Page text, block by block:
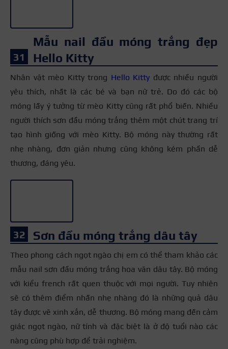
Mẫu nail đầu móng trắng đẹp
Hello Kitty
Nhân vật mèo Kitty trong Hello Kitty được nhiều người
yêu thích, nhất là các bé và bạn nữ trẻ. Do đó các bộ
móng lấy ý tưởng từ mèo Kitty cũng rất phổ biến. Nhiều
người thích sơn đầu móng trắng thêm một chút trang trí
tạo hình giống với mèo Kitty. Bộ móng này thường rất
nhẹ nhàng, đơn giản nhưng cũng không kém phần dễ
thương, đáng yêu.
Sơn đầu móng trắng dâu tây
Theo phong cách ngọt ngào chị em có thể tham khảo các
mẫu nail sơn đầu móng trắng hoa văn dâu tây. Bộ móng
với kiểu french rất quen thuộc với mọi người. Tuy nhiên
sẽ có thêm điểm nhấn nhẹ nhàng đó là những quả dâu
tây được vẽ xinh xắn, dễ thương. Bộ móng mang đến cảm
giác ngọt ngào, nữ tính và đặc biệt là ở độ tuổi nào các
nàng cũng phù hợp để trải nghiệm.